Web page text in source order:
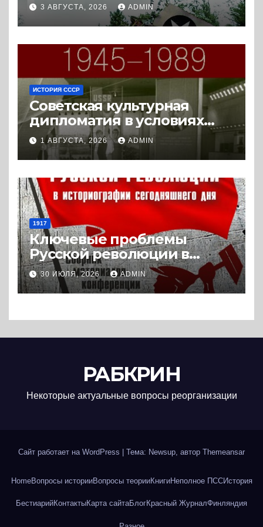
(2023) * Реферат книги
3 АВГУСТА, 2026 ADMIN
ИСТОРИЯ СССР
Советская культурная
дипломатия в условиях
Холодной войны. 1945-1989.
(2018) * Книга
1 АВГУСТА, 2026 ADMIN
1917
Ключевые проблемы
Русской революции в
историографии
сегодняшнего дня (2024) *
Книга
30 ИЮЛЯ, 2026 ADMIN
РАБКРИН
Некоторые актуальные вопросы реорганизации
Сайт работает на WordPress Тема: Newsup, автор Themeansar
HomeВопросы историиВопросы теорииКнигиНеполное ПССИстория
БестиарийКонтактыКарта сайтаБлогКрасный ЖурналФинляндия